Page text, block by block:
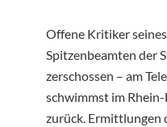
Offene Kritiker
Spitzenbeamten der
zerschossen – am
schwimmst im
zurück. Ermittlungen